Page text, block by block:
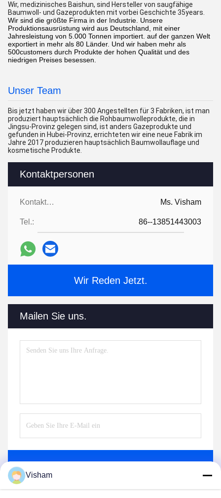
Kontaktpersonen
Kontaktpersonen: Ms. Visham
Tel.: 86--13851443003
Wir Reden Jetzt.
Mailen Sie uns.
Wir, medizinisches Baishun, sind Hersteller von saugfähige
Baumwoll- und Gazeprodukten mit vorbei Geschichte 35years.
Wir sind die größte Firma in der Industrie. Unsere
Produktionsausrüstung wird aus Deutschland, mit einer
Jahresleistung von 5.000 Tonnen importiert. auf der ganzen Welt
exportiert in mehr als 80 Länder. Und wir haben mehr als
500customers durch Produkte der hohen Qualität und des
niedrigen Preises besessen.
Unser Team
Bis jetzt haben wir über 300 Angestellten für 3 Fabriken, ist man
produziert hauptsächlich die Rohbaumwolleprodukte, die in
Jingsu-Provinz gelegen sind, ist anders Gazeprodukte und
gefunden in Hubei-Provinz, errichteten wir eine neue Fabrik im
Jahre 2017 produzieren hauptsächlich Baumwollauflage und
kosmetische Produkte.
Visham